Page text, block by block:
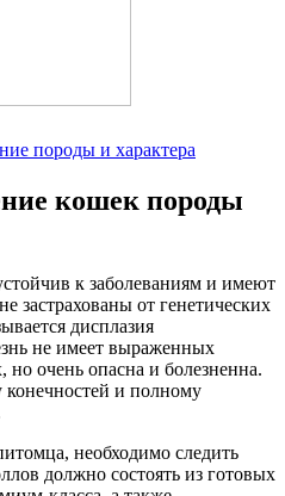
породы и характера
кошек породы
к заболеваниям и имеют
застрахованы от генетических
дисплазия
не имеет выраженных
но очень опасна и болезненна.
и полному
необходимо следить
должно состоять из готовых